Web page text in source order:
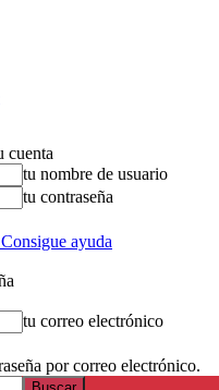
cuenta
tu nombre de usuario
tu contraseña
ayuda
tu correo electrónico
por correo electrónico.